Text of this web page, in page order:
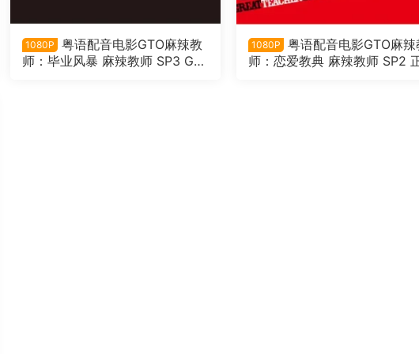
1080P
粤语配音电影GTO麻辣教
师：毕业风暴 麻辣教师 SP3 GT
1080P
粤语配音电影GTO麻辣
师：恋爱教典 麻辣教师 SP2